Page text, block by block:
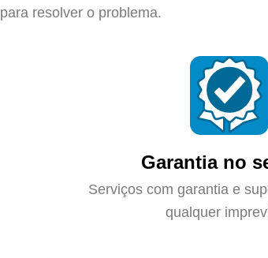
para resolver o problema.
Garantia no
Serviços com garantia e
qualquer